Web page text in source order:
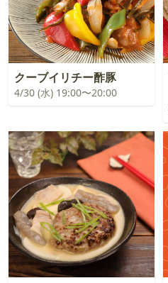
クーブイリチー酢豚
4/30 (水) 19:00〜20:00